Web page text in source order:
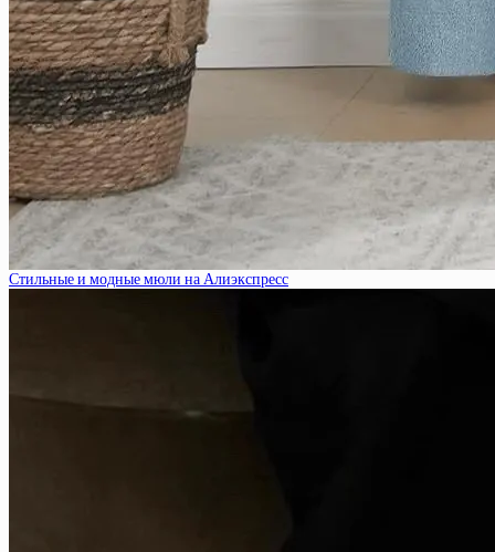
Стильные и модные мюли на Алиэкспресс